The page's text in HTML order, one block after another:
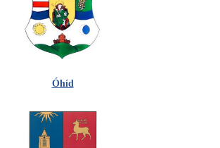
Óhíd